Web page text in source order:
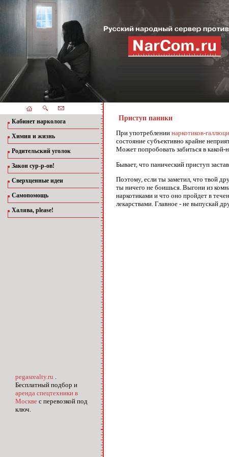
Кабинет нарколога
Химия и жизнь
Родительский уголок
Закон сур-р-ов!
Сверхценные идеи
Самопомощь
Халява, please!
pegasrealty.ru .
Бесплатный подбор и
аренда спецтехники в
Москве с перевозкой под
ключ.
Приступ паники
При употреблении наркотиков-
состояние субъективно крайне
Может попробовать забиться в
Бывает, что панический приступ
Поэтому, если ты заметил, что твой
ты ничего не боишься. Выгони из
наркотиками и что оно пройдет в
лекарствами. Главное - не выпускай